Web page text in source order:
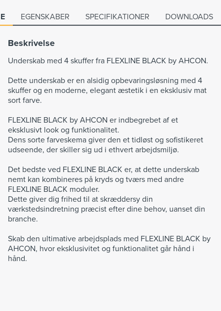
EGENSKABER SPECIFIKATIONER DOWNLOADS
Beskrivelse
Underskab med 4 skuffer fra FLEXLINE BLACK by AHCON.
Dette underskab er en alsidig opbevaringsløsning med 4
skuffer og en moderne, elegant æstetik i en eksklusiv mat
sort farve.
FLEXLINE BLACK by AHCON er indbegrebet af et
eksklusivt look og funktionalitet.
Dens sorte farveskema giver den et tidløst og sofistikeret
udseende, der skiller sig ud i ethvert arbejdsmiljø.
Det bedste ved FLEXLINE BLACK er, at dette underskab
nemt kan kombineres på kryds og tværs med andre
FLEXLINE BLACK moduler.
Dette giver dig frihed til at skræddersy din
værkstedsindretning præcist efter dine behov, uanset din
branche.
Skab den ultimative arbejdsplads med FLEXLINE BLACK by
AHCON, hvor eksklusivitet og funktionalitet går hånd i
hånd.